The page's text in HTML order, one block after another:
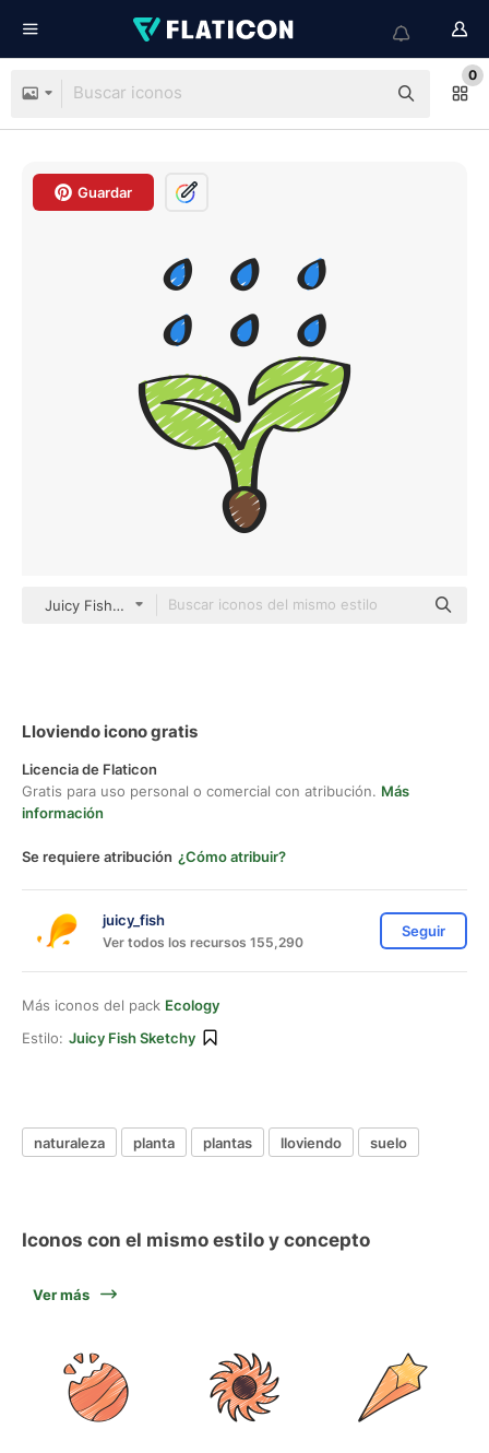
0
Guardar
Juicy Fish Sketchy
Lloviendo icono gratis
Licencia de Flaticon
Gratis para uso personal o comercial con atribución. Más
información
Se requiere atribución ¿Cómo atribuir?
juicy_fish
Ver todos los recursos 155,290
Seguir
Más iconos del pack Ecology
Estilo: Juicy Fish Sketchy
naturaleza planta plantas lloviendo suelo
Iconos con el mismo estilo y concepto
Ver más